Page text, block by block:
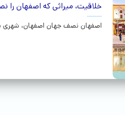
خلاقیت، میراثی که اصفهان را
اصفهان نصف جهان اصفهان، شهری